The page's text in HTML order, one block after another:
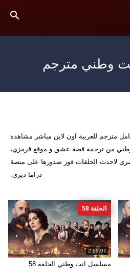
وطني مترجم
مترجم للعربية اون لاين مباشر مشاهدة
من ترجمة قصة عشق و موقع قرمزي،
لاحدث الحلقات فور صدورها على منصة
دراما ديزي.
2:09:07
الحلقة 58
مسلسل انت وطني الحلقة 58